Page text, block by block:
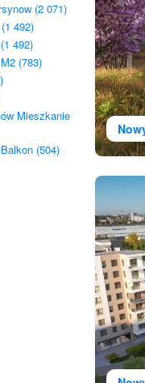
(2 071)
492)
492)
(783)
Mieszkanie
(504)